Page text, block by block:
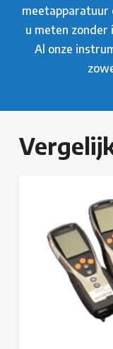
meetapparatuur
u meten zonder
Al onze